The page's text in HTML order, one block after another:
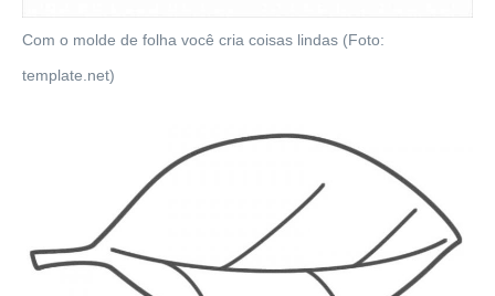
Com o molde de folha você cria coisas lindas (Foto:
template.net)